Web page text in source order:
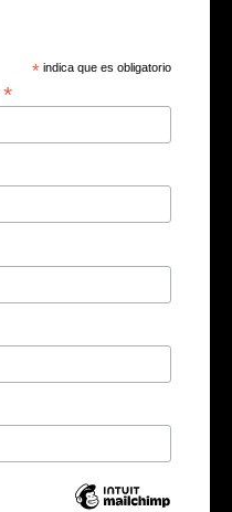
* indica que es obligatorio
*